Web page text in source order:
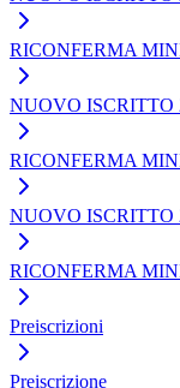
RICONFERMA
NUOVO ISCRITTO
RICONFERMA
NUOVO
RICONFERMA
Preiscrizioni
Preiscrizione